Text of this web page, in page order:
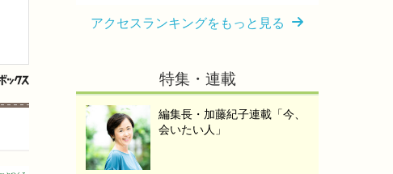
アクセスランキングをもっと見る
特集・連載
編集長・加藤紀子連載「今、
会いたい人」